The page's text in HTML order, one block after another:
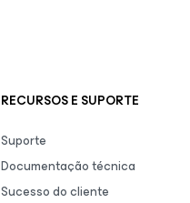
RECURSOS E SUPORTE
Suporte
Documentação técnica
Sucesso do cliente